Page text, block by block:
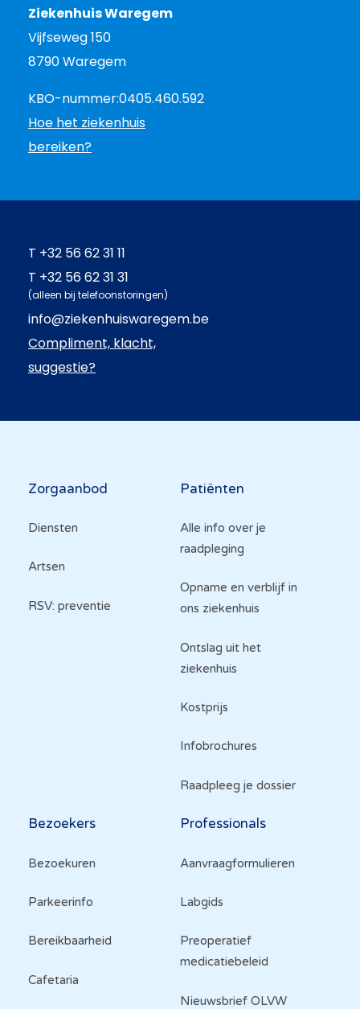
Ziekenhuis Waregem
Vijfseweg 150
8790 Waregem
KBO-nummer:0405.460.592
Hoe het ziekenhuis
bereiken?
T +32 56 62 31 11
T +32 56 62 31 31
(alleen bij telefoonstoringen)
info@ziekenhuiswaregem.be
Compliment, klacht,
suggestie?
Hoofdnavigatie
Zorgaanbod
Diensten
Artsen
RSV: preventie
Patiënten
Alle info over je
raadpleging
Opname en verblijf in
ons ziekenhuis
Ontslag uit het
ziekenhuis
Kostprijs
Infobrochures
Raadpleeg je dossier
Bezoekers
Bezoekuren
Parkeerinfo
Bereikbaarheid
Cafetaria
Professionals
Aanvraagformulieren
Labgids
Preoperatief
medicatiebeleid
Nieuwsbrief OLVW